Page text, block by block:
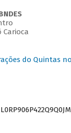
Carioca
do Quintas no